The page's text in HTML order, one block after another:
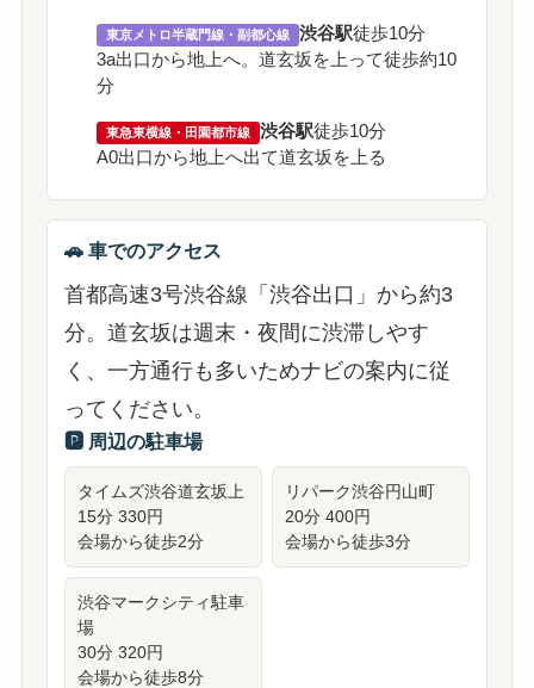
東京メトロ半蔵門線・副都心線 渋谷駅徒歩10分
3a出口から地上へ。道玄坂を上って徒歩約10
分
東急東横線・田園都市線 渋谷駅徒歩10分
A0出口から地上へ出て道玄坂を上る
🚗 車でのアクセス
首都高速3号渋谷線「渋谷出口」から約3
分。道玄坂は週末・夜間に渋滞しやす
く、一方通行も多いためナビの案内に従
ってください。
🅿️ 周辺の駐車場
タイムズ渋谷道玄坂上
15分 330円
会場から徒歩2分
リパーク渋谷円山町
20分 400円
会場から徒歩3分
渋谷マークシティ駐車
場
30分 320円
会場から徒歩8分